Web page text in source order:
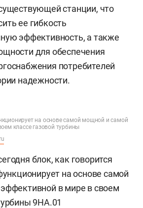
станции, что
ее гибкость
эффективность, а также
для обеспечения
потребителей
надежности.
на основе самой мощной и самой
классе газовой турбины
блок, как говорится
на основе самой
в мире в своем
9HA.01